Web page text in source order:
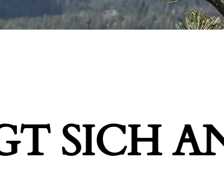
SICH AN